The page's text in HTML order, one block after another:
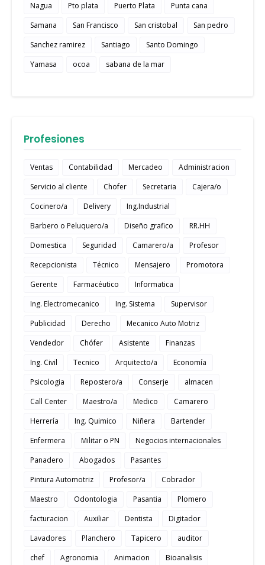
Nagua Pto plata Puerto Plata
Punta cana
Samana
San Francisco San cristobal
San pedro
Sanchez ramirez
Santiago
Santo Domingo
Yamasa
ocoa sabana de la mar
Profesiones
Ventas Contabilidad Mercadeo
Administracion
Servicio al cliente
Chofer Secretaria
Cajera/o
Cocinero/a
Delivery
Ing.Industrial
Barbero o Peluquero/a
Diseño grafico
RR.HH
Domestica
Seguridad Camarero/a
Profesor
Recepcionista
Técnico Mensajero
Promotora
Gerente
Farmacéutico
Informatica
Ing. Electromecanico
Ing. Sistema
Supervisor
Publicidad
Derecho
Mecanico Auto Motriz
Vendedor
Chófer Asistente
Finanzas
Ing. Civil
Tecnico Arquitecto/a
Economía
Psicologia
Repostero/a Conserje
almacen
Call Center
Maestro/a Medico
Camarero
Herrería
Ing. Quimico Niñera
Bartender
Enfermera
Militar o PN
Negocios internacionales
Panadero
Abogados
Pasantes
Pintura Automotriz
Profesor/a
Cobrador
Maestro
Odontologia Pasantia
Plomero
facturacion
Auxiliar Dentista
Digitador
Lavadores
Planchero Tapicero
auditor
chef
Agronomia Animacion
Bioanalisis